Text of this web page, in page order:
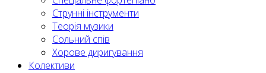
Струнні інструменти
Теорія музики
Сольний спів
Хорове диригування
Колективи